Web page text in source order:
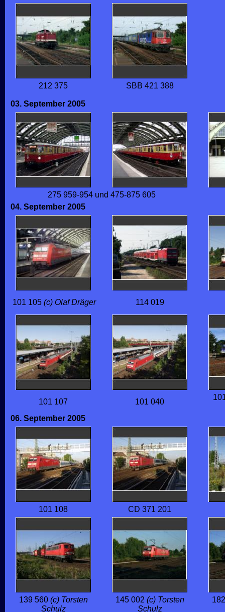
212 375 SBB 421 388
03. September 2005
275 959-954 und 475-875 605
04. September 2005
101 105 (c) Olaf Dräger 114 019
101 107 101 040
06. September 2005
101 108 CD 371 201
139 560 (c) Torsten
Schulz
145 002 (c) Torsten
Schulz